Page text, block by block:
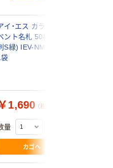
イ・エス カラーイ
ント名札 50枚(名
S緑) IEV-NM50S-G
袋
1,690 （税込）
量
カゴへ